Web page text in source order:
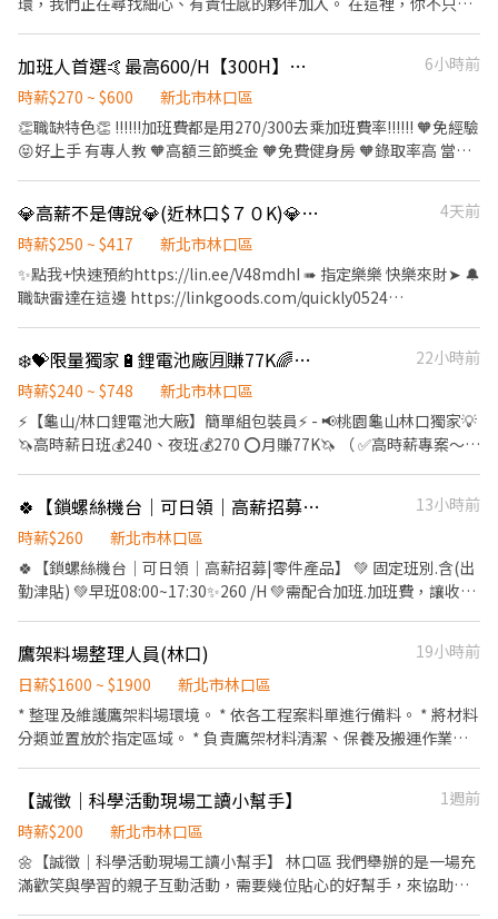
假制度：做五休二(非六日) ▶️休息時間：間休10分、用餐60分 ▶️工
作重點：每月10日發薪、久站久坐、全套無塵衣(冷氣超冷不怕
熱!)、顯微鏡(電腦螢幕)、訂單量加班 - 【💛南希陪你找工作｜安心
又放心】 💬快速應徵：https://reurl.cc/aX4gWZ ✨手動加ʟɪɴᴇ：
@646QHBNC (大小寫皆可) 📩加入後請留言：姓名｜電話｜出生年
月日｜居住地｜職缺截圖 ☎️ 吳’s｜02-2208-6000 #2003 - 【免費
交通車接駁路線】【五股-日班】 台北線｜07:45民權西路站(摩斯)
我們將逐步培訓你參與「客服與行政」作業，讓你的職涯技能持續
升級！ 【你的主要任務：階段性成長】 📦 第一階段：倉儲理貨與品
質把關（打好基本功） 精準出貨：負責日常進出貨作業、揀貨與包
貨，確保商品準確送達客戶手中。 品質控管：執行產品品管檢查。
業。 💻 第二階段：行政營運與客服支援（技能再升級） 數據與表
單：協助訂單管理與簡易報表、表單製作。 客服與行政：熟悉現場
其他主管交辦事項，與團隊一起解決營運上的大小事。 【我們在找
這樣的你】 細心負責：面對繁雜的訂單與商品，能保持耐心與細緻
度。 靈活彈性：願意配合現場實際情況，彈性調配每日的工作優先
順序。 願意學習：不排斥體力活，且對電商後台行政、客服作業有
先至官網逛逛，了解我們正在熱賣的優質商品！)
加班人首選🤙最高600/H【300H】🤙五股科技廠免輪班✅錄取快速🚌新手友善
6小時前
時薪$270 ~ $600
新北市林口區
👏職缺特色👏 !!!!!!加班費都是用270/300去乘加班費率!!!!!! 🧡免經驗
😝好上手 有專人教 🧡高額三節獎金 🧡免費健身房 🧡錄取率高 當天
☀️午班:15:00-24:00 💲280/H 8H領👉2240 🌚夜班:20:30-05:30
💲300/H 8H領👉2400 (需再早班實習3-7天) ⭐上午下午各10分鐘
中午休1小時 🏝️休假制度:排休8-10天 👉工作內容: 操作機台/組裝/
包裝/測試/顯微鏡作業 🔹需穿全套無塵衣+手指套+戴手套 🔹需配合
加班(加班費另計) 🔹需半年內體檢正本(可後補)可申請補助650元 🔶
路 🔹免費交通車接送【中和.台北.土城.三峽.迴龍】 🔹有員工機車停
車場 請截圖+賴聯絡: 0906163268(曾小姐) 另有更多優質職缺🥰歡
💎高薪不是傳說💎(近林口$７０K)💎週休六日💎免費供餐💎周領$10000
4天前
時薪$250 ~ $417
新北市林口區
✨點我+快速預約https://lin.ee/V48mdhI ➠ 指定樂樂 快樂來財➤ 🔔
職缺雷達在這邊 https://linkgoods.com/quickly0524
搜尋可直接加好友 ➖➖➖➖➖➖➖➖➖➖➖➖➖➖➖ 【水冷第一把交椅】
AI散熱王✨獨家開缺 高時薪⭐日班250H｜周領高達$10000 ❤️周休二
日❤️簡單上手 ❤️無經驗可❤️免學經歷 ❤️免費供餐❤️高錄取率
━━━━━━━━━━━━━━━━━━━━ 【工作地點】：龜山
加班- ➡️日班08:00~17:00 時薪250H 薪約$44,000~$70,000 ➖➖➖☀️
錯過會想哭，先報名止痛☀️➖➖➖ ⭕️享有勞、健保、團保勞退6％⭕️
記得要加@ ☑️手機號碼搜尋可直接加好友
➖➖➖➖➖➖➖➖➖➖➖➖➖➖➖ ⭕️免費諮詢、仲介費、服務費 ⭕️享有勞
健保、團保勞退6％ ✔️實體門市經營、正規公司 ✔️高錄取、非詐
騙、拒絕騙個資
❄️💝限量獨家🔋鋰電池廠🈷️賺77K🌈日領全薪🙌簡單組包裝員🍱免費供餐⛱️直接下夜🍭
22小時前
時薪$240 ~ $748
新北市林口區
⚡【龜山/林口鋰電池大廠】簡單組包裝員⚡ - 📢桃園龜山林口獨家💡
🦄高時薪日班💰240、夜班💰270 ⭕️月賺77K🦄 （ ✅高時薪專案～9
夜班直接下夜 ⚡️可日領全薪1920/天 ，周領$1500/天 ⚡️周休二日 ⚡️免
費供餐⚡免無塵衣⚡️ ⚡️公司汽機車停車場 ✨近體育大學3分鐘 ✨近林
口長庚5分鐘 ✅享勞健保、勞退6% ✅滿三個月享三節禮品 - ▬▬▬
✍職務介紹✍▬▬▬ ⚜️工作地點：龜山區文禾路oo號 - ⚜️工作內
容：電腦平板手機鋰電池、組裝、簡易目檢 - ⚜️工作時間：(固定班)
班費) ☀️日班時薪$240 (加班時薪322-614) → 月收
$42,240~$68,608起 🌙夜班時薪$270 (加班時薪362-721) → 月收
餐 (用餐60分鐘)間休上下各10分鐘 📅休假制度 週休二日（需配合加
班） - 📢名額有限｜額滿即止 歡迎報名+1快速上工 - ⚡【報名方式】
⚡ ╔═════ஓ๑♡๑ஓ ═════╗ 賴：job0965436880 加入後
留言：姓名、電話、居住區域、職缺截圖 ☎️聯絡電話:0965-
🍀【鎖螺絲機台｜可日領｜高薪招募|零件產品】
13小時前
時薪$260
新北市林口區
🍀【鎖螺絲機台｜可日領｜高薪招募|零件產品】 💚 固定班別.含(出
勤津貼) 💚早班08:00~17:30✨260 /H 💚需配合加班.加班費，讓收入
八路 -------------------------------------- 📌 工作內容 1.組裝機台
(鎖螺絲) 2.物料人員撿貨出貨 --------------------------------------
✔️休假制度：周休二日，見紅休 ✔️提供預支，日領/周領(配合銀行
不扣手續費)⭐ ✔️有組裝＆鎖螺絲經驗優先✅ ------------------------
鷹架料場整理人員(林口)
19小時前
日薪$1600 ~ $1900
新北市林口區
* 整理及維護鷹架料場環境。 * 依各工程案料單進行備料。 * 將材料
分類並置放於指定區域。 * 負責鷹架材料清潔、保養及搬運作業。 *
【誠徵｜科學活動現場工讀小幫手】
1週前
時薪$200
新北市林口區
🌼【誠徵｜科學活動現場工讀小幫手】 林口區 我們舉辦的是一場充
滿歡笑與學習的親子互動活動，需要幾位貼心的好幫手，來協助活